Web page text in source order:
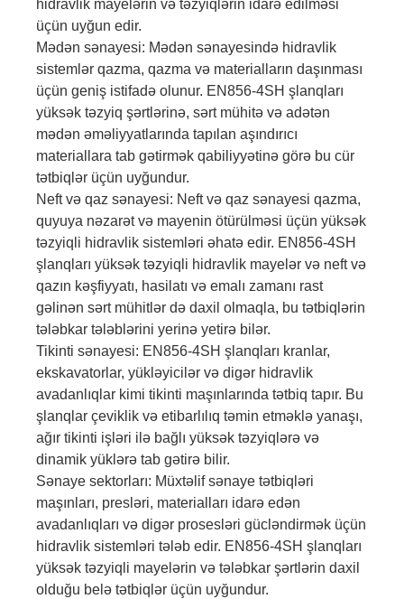
hidravlik mayelərin və təzyiqlərin idarə edilməsi
üçün uyğun edir.
Mədən sənayesi: Mədən sənayesində hidravlik
sistemlər qazma, qazma və materialların daşınması
üçün geniş istifadə olunur. EN856-4SH şlanqları
yüksək təzyiq şərtlərinə, sərt mühitə və adətən
mədən əməliyyatlarında tapılan aşındırıcı
materiallara tab gətirmək qabiliyyətinə görə bu cür
tətbiqlər üçün uyğundur.
Neft və qaz sənayesi: Neft və qaz sənayesi qazma,
quyuya nəzarət və mayenin ötürülməsi üçün yüksək
təzyiqli hidravlik sistemləri əhatə edir. EN856-4SH
şlanqları yüksək təzyiqli hidravlik mayelər və neft və
qazın kəşfiyyatı, hasilatı və emalı zamanı rast
gəlinən sərt mühitlər də daxil olmaqla, bu tətbiqlərin
tələbkar tələblərini yerinə yetirə bilər.
Tikinti sənayesi: EN856-4SH şlanqları kranlar,
ekskavatorlar, yükləyicilər və digər hidravlik
avadanlıqlar kimi tikinti maşınlarında tətbiq tapır. Bu
şlanqlar çeviklik və etibarlılıq təmin etməklə yanaşı,
ağır tikinti işləri ilə bağlı yüksək təzyiqlərə və
dinamik yüklərə tab gətirə bilir.
Sənaye sektorları: Müxtəlif sənaye tətbiqləri
maşınları, presləri, materialları idarə edən
avadanlıqları və digər prosesləri gücləndirmək üçün
hidravlik sistemləri tələb edir. EN856-4SH şlanqları
yüksək təzyiqli mayelərin və tələbkar şərtlərin daxil
olduğu belə tətbiqlər üçün uyğundur.